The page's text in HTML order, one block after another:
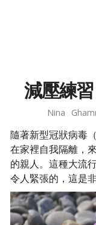
減壓練
Nina
隨著新型冠狀病毒
在家裡自我隔離，
的親人。這種大流
令人緊張的，這是